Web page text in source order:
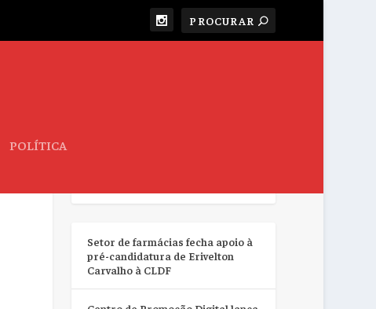
POLÍTICA
Setor de farmácias fecha apoio à
pré-candidatura de Erivelton
Carvalho à CLDF